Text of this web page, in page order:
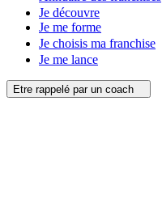
Je découvre
Je me forme
Je choisis ma franchise
Je me lance
Etre rappelé par un coach